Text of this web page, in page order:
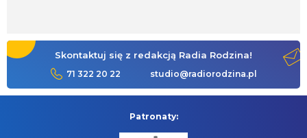
Skontaktuj się z redakcją Radia Rodzina!
71 322 20 22 studio@radiorodzina.pl
Patronaty: